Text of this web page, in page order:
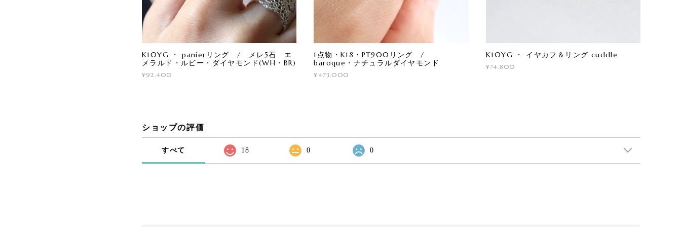
K10YG ・ panierリング / メレ5石 エ
メラルド・ルビー・ダイヤモンド(WH・BR)
¥92,400
1点物・K18・PT900リング /
baroque・ナチュラルダイヤモンド
¥473,000
K10YG ・ イヤカフ＆リング cuddle
¥74,800
ショップの評価
すべて 18 0 0